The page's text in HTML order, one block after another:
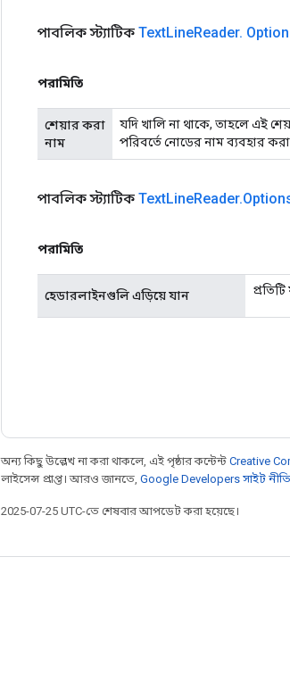
পাবলিক স্ট্যাটিক TextLineReader.
পরামিতি
শেয়ার করা
নাম
যদি খালি না থাকে, তাহলে এই
পরিবর্তে নোডের নাম ব্যবহার
পাবলিক স্ট্যাটিক TextLineReader.
পরামিতি
হেডারলাইনগুলি এড়িয়ে যান
অন্য কিছু উল্লেখ না করা থাকলে, এই পৃষ্ঠার কন্টেন্ট Creative
লাইসেন্স প্রাপ্ত। আরও জানতে, Google Developers সাইট নীতি
2025-07-25 UTC-তে শেষবার আপডেট করা হয়েছে।